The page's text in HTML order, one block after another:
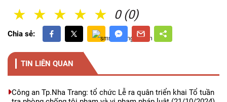
0 (0)
5 Sao
4 Sao
3 Sao
2 Sao
1 Sao
Chia sẻ:
TIN LIÊN QUAN
Công an Tp.Nha Trang: tổ chức Lễ ra quân triển khai Tổ tuần